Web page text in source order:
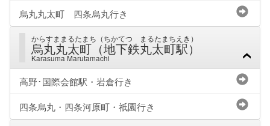
烏丸丸太町 四条烏丸行き
からすままるたまち（ちかてつ まるたまちえき）
烏丸丸太町（地下鉄丸太町駅）
Karasuma Marutamachi
高野･国際会館駅・岩倉行き
四条烏丸・四条河原町・祇園行き